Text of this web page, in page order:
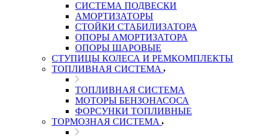
СИСТЕМА ПОДВЕСКИ
АМОРТИЗАТОРЫ
СТОЙКИ СТАБИЛИЗАТОРА
ОПОРЫ АМОРТИЗАТОРА
ОПОРЫ ШАРОВЫЕ
СТУПИЦЫ КОЛЕСА И РЕМКОМПЛЕКТЫ
ТОПЛИВНАЯ СИСТЕМА
ТОПЛИВНАЯ СИСТЕМА
МОТОРЫ БЕНЗОНАСОСА
ФОРСУНКИ ТОПЛИВНЫЕ
ТОРМОЗНАЯ СИСТЕМА